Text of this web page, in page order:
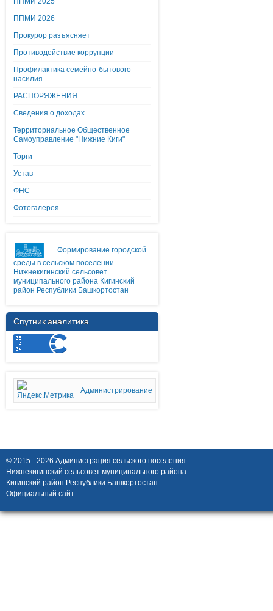
ППМИ 2026
Прокурор разъясняет
Противодействие коррупции
Профилактика семейно-бытового
насилия
РАСПОРЯЖЕНИЯ
Сведения о доходах
Территориальное Общественное
Самоуправление "Нижние Киги"
Торги
Устав
ФНС
Фотогалерея
Формирование городской
среды в сельском поселении
Нижнекигинский сельсовет
муниципального района Кигинский
район Республики Башкортостан
Спутник аналитика
Администрирование
© 2015 - 2026 Администрация сельского поселения
Нижнекигинский сельсовет муниципального района
Кигинский район Республики Башкортостан
Официальный сайт.